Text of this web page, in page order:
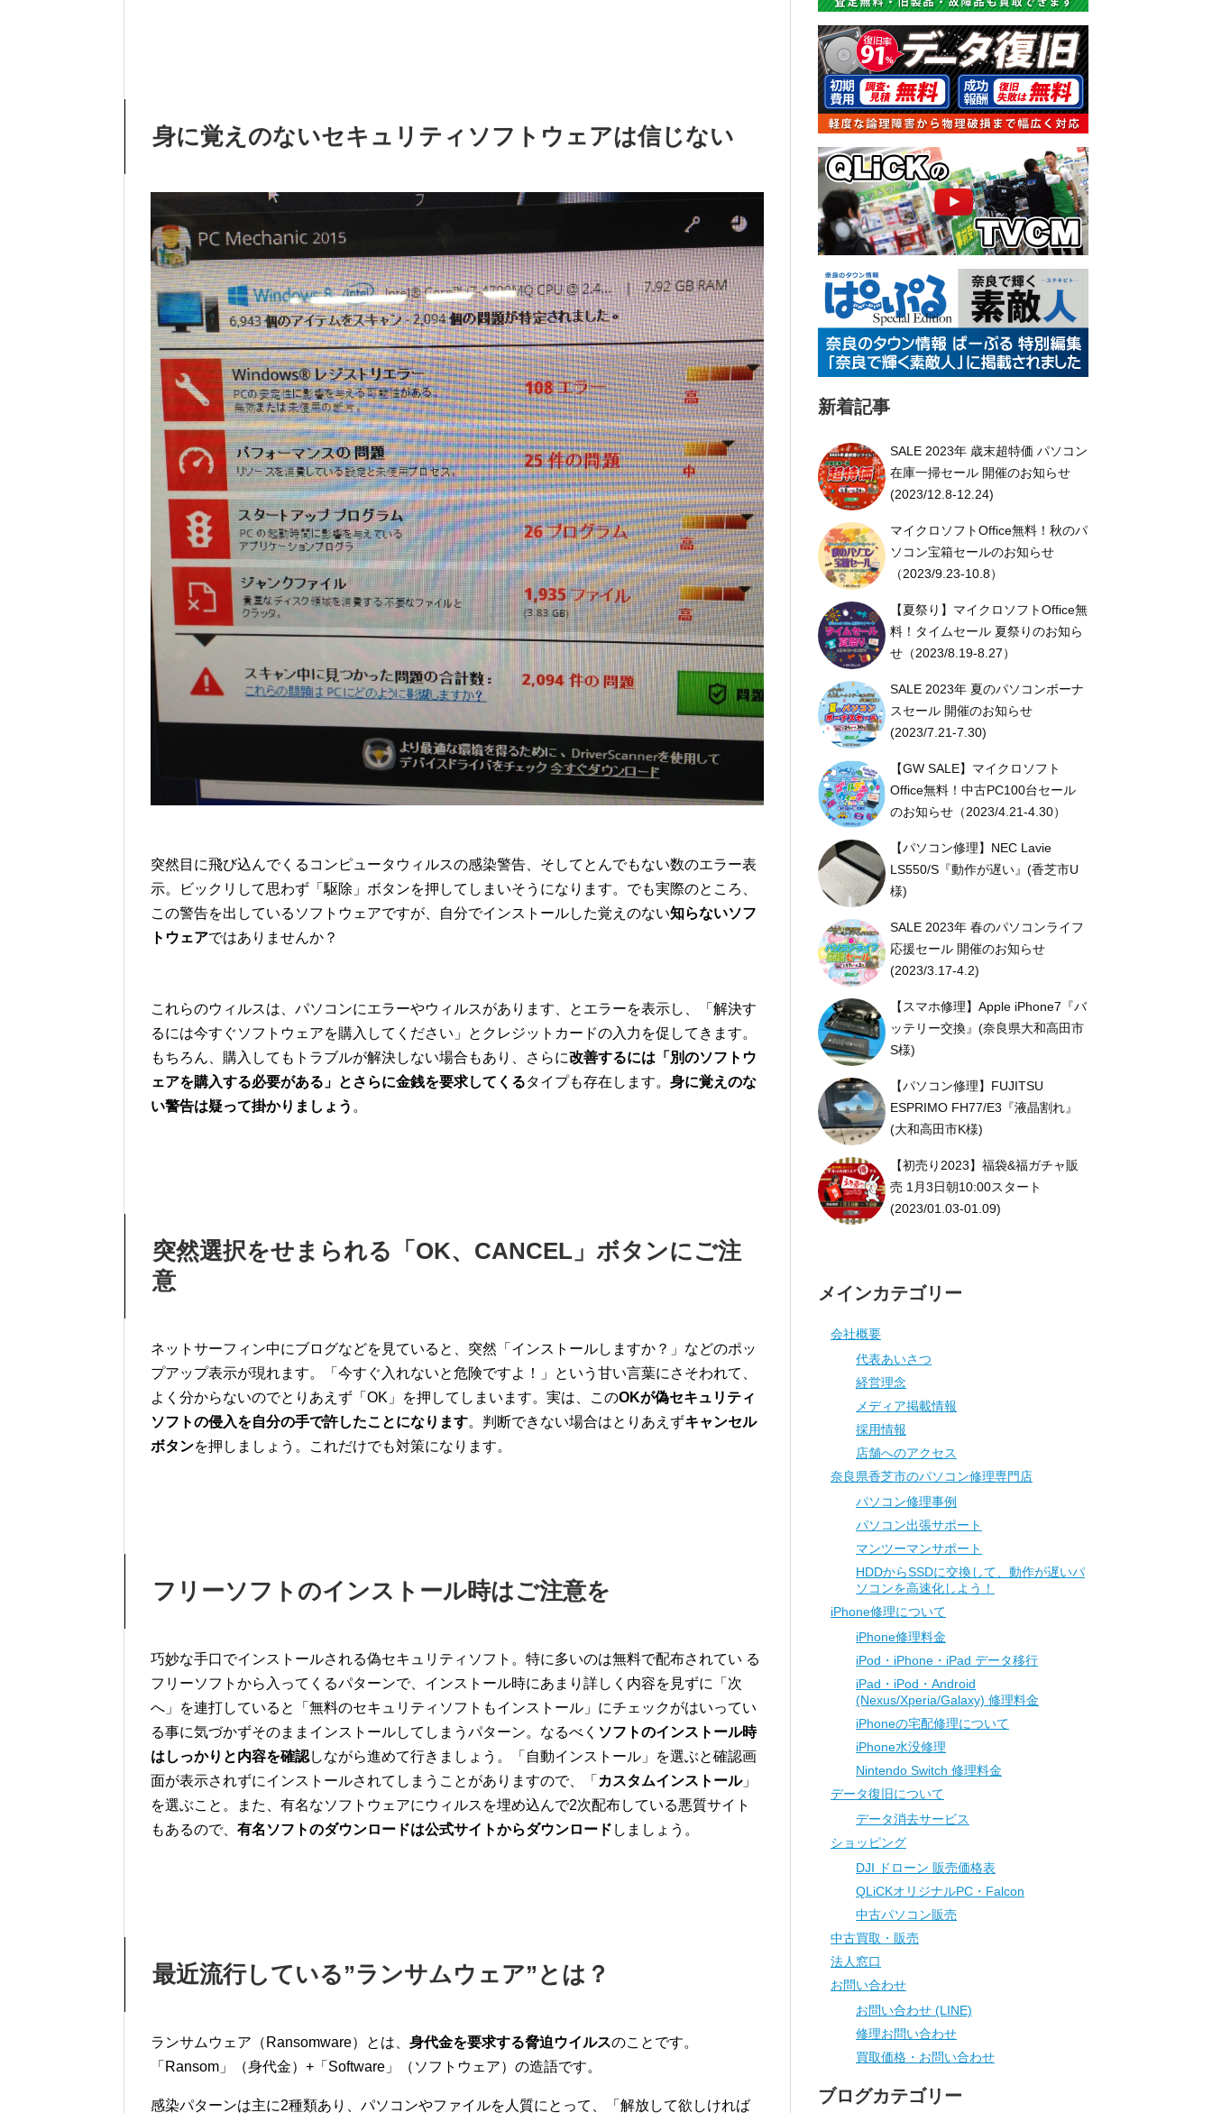
身に覚えのないセキュリティソフトウェアは信じない
突然目に飛び込んでくるコンピュータウィルスの感染警告、そしてとんでもない数のエラー表
示。ビックリして思わず「駆除」ボタンを押してしまいそうになります。でも実際のところ、
この警告を出しているソフトウェアですが、自分でインストールした覚えのない知らないソフ
トウェアではありませんか？
これらのウィルスは、パソコンにエラーやウィルスがあります、とエラーを表示し、「解決す
るには今すぐソフトウェアを購入してください」とクレジットカードの入力を促してきます。
もちろん、購入してもトラブルが解決しない場合もあり、さらに改善するには「別のソフトウ
ェアを購入する必要がある」とさらに金銭を要求してくるタイプも存在します。 身に覚えのな
い警告は疑って掛かりましょう 。
突然選択をせまられる「OK、CANCEL」ボタンにご注
意
ネットサーフィン中にブログなどを見ていると、突然「インストールしますか？」などのポッ
プアップ表示が現れます。「今すぐ入れないと危険ですよ！」という甘い言葉にさそわれて、
よく分からないのでとりあえず「OK」を押してしまいます。実は、このOKが偽セキュリティ
ソフトの侵入を自分の手で許したことになります。判断できない場合はとりあえずキャンセル
ボタンを押しましょう。これだけでも対策になります。
フリーソフトのインストール時はご注意を
巧妙な手口でインストールされる偽セキュリティソフト。特に多いのは無料で配布されてい る
フリーソフトから入ってくるパターンで、インストール時にあまり詳しく内容を見ずに「次
へ」を連打していると「無料のセキュリティソフトもインストール」にチェックがはいってい
る事に気づかずそのままインストールしてしまうパターン。なるべく ソフトのインストール時
はしっかりと内容を確認しながら進めて行きましょう。「自動インストール」を選ぶと確認画
面が表示されずにインストールされてしまうことがありますので、「 カスタムインストール」
を選ぶこと。また、有名なソフトウェアにウィルスを埋め込んで2次配布している悪質サイト
もあるので、 有名ソフトのダウンロードは公式サイトからダウンロード しましょう。
最近流行している”ランサムウェア”とは？
ランサムウェア（Ransomware）とは、 身代金を要求する脅迫ウイルスのことです。
「Ransom」（身代金）+「Software」（ソフトウェア）の造語です。
感染パターンは主に2種類あり、パソコンやファイルを人質にとって、「解放して欲しければ
新着記事
SALE 2023年 歳末超特価 パソコン
在庫一掃セール 開催のお知らせ
(2023/12.8-12.24)
マイクロソフトOffice無料！秋のパ
ソコン宝箱セールのお知らせ
（2023/9.23-10.8）
【夏祭り】マイクロソフトOffice無
料！タイムセール 夏祭りのお知ら
せ（2023/8.19-8.27）
SALE 2023年 夏のパソコンボーナ
スセール 開催のお知らせ
(2023/7.21-7.30)
【GW SALE】マイクロソフト
Office無料！中古PC100台セール
のお知らせ（2023/4.21-4.30）
【パソコン修理】NEC Lavie
LS550/S『動作が遅い』(香芝市U
様)
SALE 2023年 春のパソコンライフ
応援セール 開催のお知らせ
(2023/3.17-4.2)
【スマホ修理】Apple iPhone7『バ
ッテリー交換』(奈良県大和高田市
S様)
【パソコン修理】FUJITSU
ESPRIMO FH77/E3『液晶割れ』
(大和高田市K様)
【初売り2023】福袋&福ガチャ販
売 1月3日朝10:00スタート
(2023/01.03-01.09)
メインカテゴリー
会社概要
代表あいさつ
経営理念
メディア掲載情報
採用情報
店舗へのアクセス
奈良県香芝市のパソコン修理専門店
パソコン修理事例
パソコン出張サポート
マンツーマンサポート
HDDからSSDに交換して、動作が遅いパ
ソコンを高速化しよう！
iPhone修理について
iPhone修理料金
iPod・iPhone・iPad データ移行
iPad・iPod・Android
(Nexus/Xperia/Galaxy) 修理料金
iPhoneの宅配修理について
iPhone水没修理
Nintendo Switch 修理料金
データ復旧について
データ消去サービス
ショッピング
DJI ドローン 販売価格表
QLiCKオリジナルPC・Falcon
中古パソコン販売
中古買取・販売
法人窓口
お問い合わせ
お問い合わせ (LINE)
修理お問い合わせ
買取価格・お問い合わせ
ブログカテゴリー